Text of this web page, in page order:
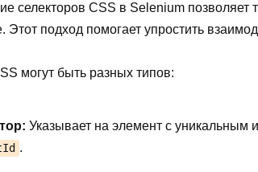
селекторов CSS в Selenium позволяет
Этот подход помогает упростить
могут быть разных типов:
Указывает на элемент с
.